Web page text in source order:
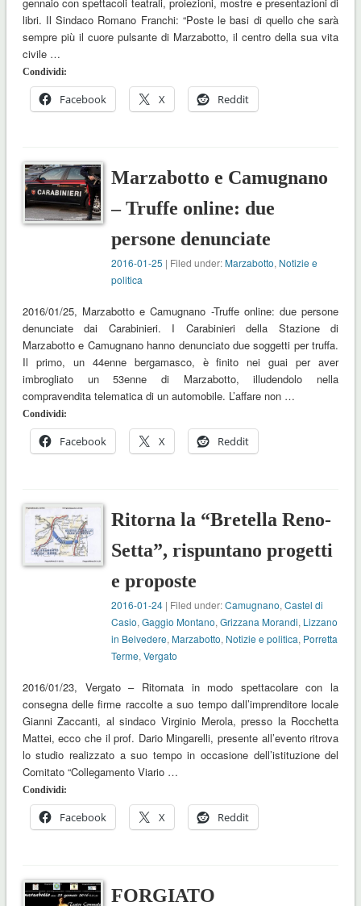
libri. Il Sindaco Romano Franchi: “Poste le basi di quello che sarà
sempre più il cuore pulsante di Marzabotto, il centro della sua vita
civile …
Condividi:
Facebook X Reddit
Marzabotto e Camugnano
– Truffe online: due
persone denunciate
2016-01-25 | Filed under:Marzabotto, Notizie e
politica
2016/01/25, Marzabotto e Camugnano -Truffe online: due persone
denunciate dai Carabinieri. I Carabinieri della Stazione di
Marzabotto e Camugnano hanno denunciato due soggetti per truffa.
Il primo, un 44enne bergamasco, è finito nei guai per aver
imbrogliato un 53enne di Marzabotto, illudendolo nella
compravendita telematica di un automobile. L’affare non …
Condividi:
Facebook X Reddit
Ritorna la “Bretella Reno-
Setta”, rispuntano progetti
e proposte
2016-01-24 | Filed under:Camugnano,Castel di
Casio,Gaggio Montano,Grizzana Morandi, Lizzano
in Belvedere,Marzabotto, Notizie e politica, Porretta
Terme,Vergato
2016/01/23, Vergato – Ritornata in modo spettacolare con la
consegna delle firme raccolte a suo tempo dall’imprenditore locale
Gianni Zaccanti, al sindaco Virginio Merola, presso la Rocchetta
Mattei, ecco che il prof. Dario Mingarelli, presente all’evento ritrova
lo studio realizzato a suo tempo in occasione dell’istituzione del
Comitato “Collegamento Viario …
Condividi:
Facebook X Reddit
FORGIATO